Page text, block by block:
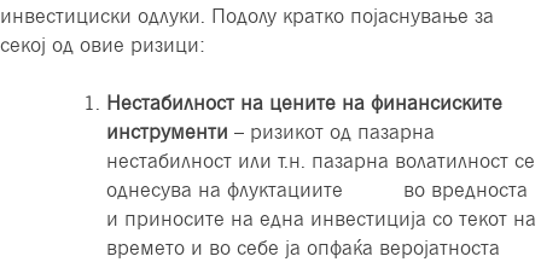
инвестициски одлуки. Подолу кратко појаснување за
секој од овие ризици:
Нестабилност на цените на финансиските
инструменти – ризикот од пазарна
нестабилност или т.н. пазарна волатилност се
однесува на флуктациите во вредноста
и приносите на една инвестиција со текот на
времето и во себе ја опфаќа веројатноста